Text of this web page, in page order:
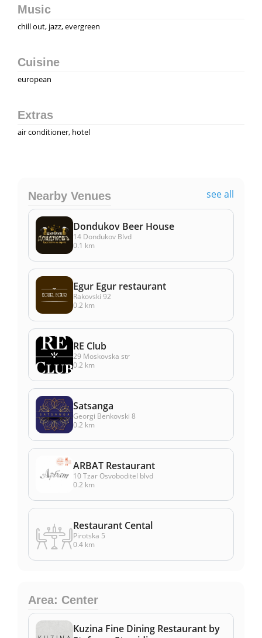
Music
chill out, jazz, evergreen
Cuisine
european
Extras
air conditioner, hotel
Nearby Venues see all
Dondukov Beer House
14 Dondukov Blvd
0.1 km
Egur Egur restaurant
Rakovski 92
0.2 km
RE Club
29 Moskovska str
0.2 km
Satsanga
Georgi Benkovski 8
0.2 km
ARBAT Restaurant
10 Tzar Osvoboditel blvd
0.2 km
Restaurant Cental
Pirotska 5
0.4 km
Area: Center
Kuzina Fine Dining Restaurant by